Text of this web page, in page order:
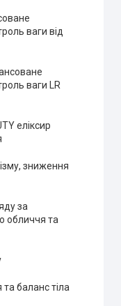
ваги від
ваги LR
еліксир
зниження
за
обличчя та
та баланс тіла